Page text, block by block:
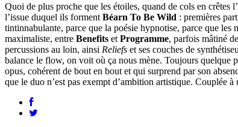
Quoi de plus proche que les étoiles, quand de cols en crêtes
l’issue duquel ils forment Béarn To Be Wild : premières
tintinnabulante, parce que la poésie hypnotise, parce que
maximaliste, entre Benefits et Programme, parfois mâtiné
percussions au loin, ainsi Reliefs et ses couches de
balance le flow, on voit où ça nous mène. Toujours quelque
opus, cohérent de bout en bout et qui surprend par son
que le duo n’est pas exempt d’ambition artistique. Couplée